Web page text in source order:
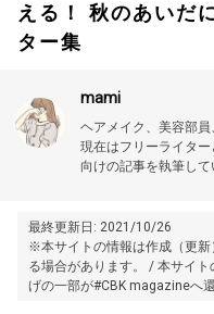
える！ 秋のあいだ
ター集
mami
ヘアメイク、美容部員
現在はフリーライタ
向けの記事を執筆して
最終更新日: 2021/10/26
※本サイトの情報は作成（更新
る場合があります。 / 本サイ
げの一部が#CBK magazineへ